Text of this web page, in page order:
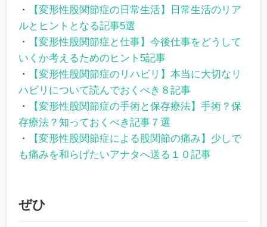
・
【変形性股関節症の日常生活】日常生活のリア
ルとヒントとなる記事5選
・
【変形性股関節症と仕事】今後仕事をどうして
いくか考えるためのヒント5記事
・
【変形性股関節症のリハビリ】本当に大切なリ
ハビリについて読んでおくべき８記事
・
【変形性股関節症の手術と保存療法】手術？保
存療法？知っておくべき記事７選
・
【変形性股関節症による股関節の痛み】少しで
も痛みを和らげたいアナタへ送る１０記事
ぜひ